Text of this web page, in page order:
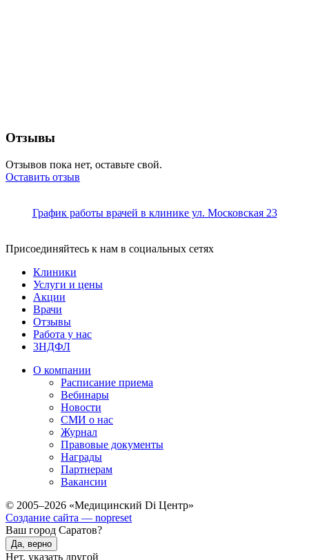
Отзывы
Отзывов пока нет, оставьте свой.
Оставить отзыв
График работы врачей в клинике ул. Московская 23
Присоединяйтесь к нам в социальных сетях
Клиники
Услуги и цены
Акции
Врачи
Отзывы
Работа у нас
3НДФЛ
О компании
Расписание приема
Вебинары
Новости
СМИ о нас
Журнал
Правовые документы
Награды
Партнерам
Вакансии
© 2005–2026 «Медицинский Di Центр»
Создание сайта — nopreset
Ваш город Саратов?
Да, верно
Нет, указать другой